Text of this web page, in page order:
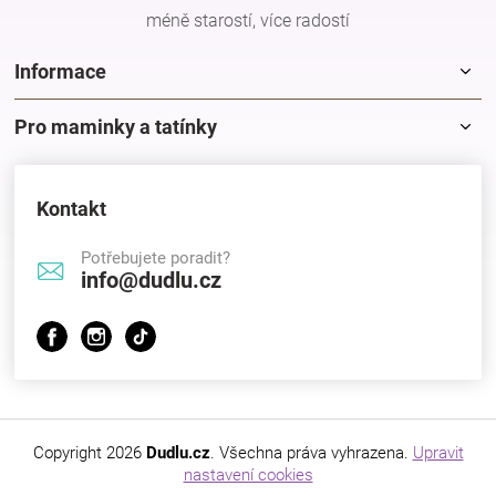
méně starostí, více radostí
Informace
Pro maminky a tatínky
Kontakt
Potřebujete poradit?
info@dudlu.cz
Copyright 2026 Dudlu.cz. Všechna práva vyhrazena. Upravit
nastavení cookies